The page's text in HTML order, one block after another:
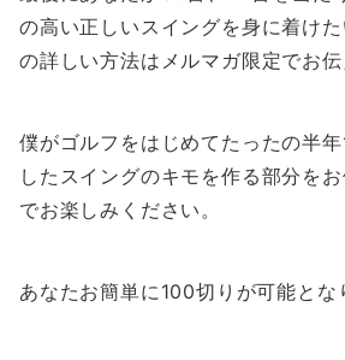
の高い正しいスイングを身に着け
の詳しい方法はメルマガ限定でお伝
僕がゴルフをはじめてたったの半
したスイングのキモを作る部分を
でお楽しみください。
あなたお簡単に100切りが可能とな